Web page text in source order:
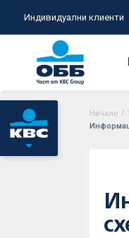
Индивидуални клиенти
Начало /